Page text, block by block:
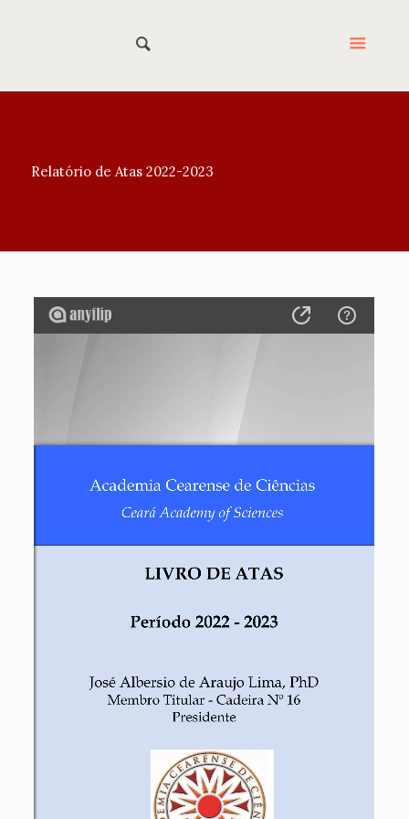
Relatório de Atas 2022-2023